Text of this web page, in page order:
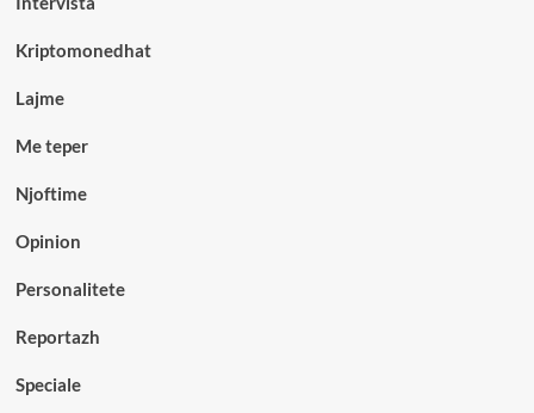
Kriptomonedhat
Lajme
Me teper
Njoftime
Opinion
Personalitete
Reportazh
Speciale